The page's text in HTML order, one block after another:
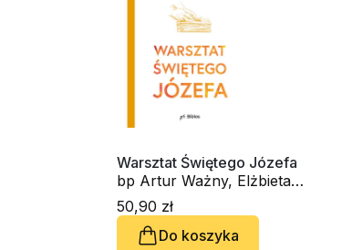
Warsztat Świętego Józefa
bp Artur Ważny, Elżbieta
Smajdor
50,90 zł
Do koszyka